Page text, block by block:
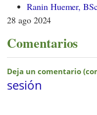
Ranin Huemer,
28 ago 2024
Comentarios